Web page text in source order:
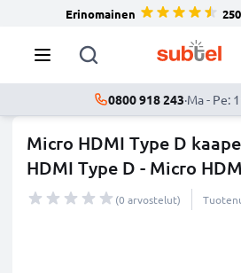
Erinomainen
0800 918 243·Ma - Pe:
Micro HDMI Type D
HDMI Type D - Micro HDM
(0 arvostelut)